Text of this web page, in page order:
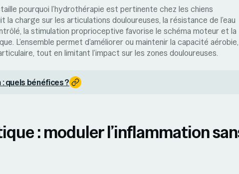
pourquoi l’hydrothérapie est pertinente chez les chiens
charge sur les articulations douloureuses, la résistance de l’eau
la stimulation proprioceptive favorise le schéma moteur et la
L’ensemble permet d’améliorer ou maintenir la capacité
tout en limitant l’impact sur les zones douloureuses.
quels bénéfices ?
: moduler l’inflammation